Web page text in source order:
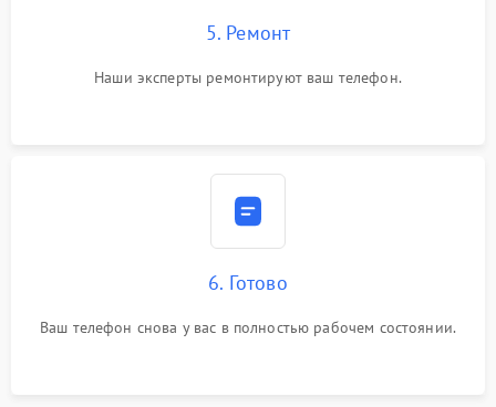
5. Ремонт
Наши эксперты ремонтируют ваш телефон.
6. Готово
Ваш телефон снова у вас в полностью рабочем состоянии.